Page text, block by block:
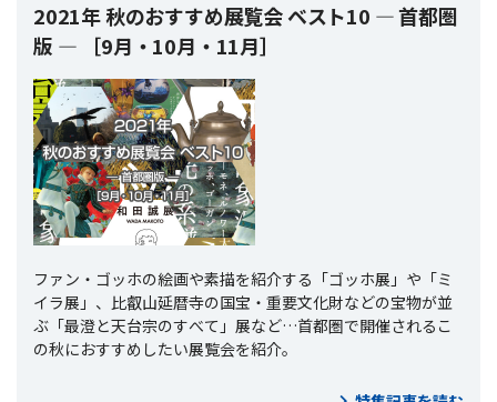
2021年 秋のおすすめ展覧会 ベスト10 ― 首都圏
版 ― ［9月・10月・11月］
ファン・ゴッホの絵画や素描を紹介する「ゴッホ展」や「ミ
イラ展」、比叡山延暦寺の国宝・重要文化財などの宝物が並
ぶ「最澄と天台宗のすべて」展など…首都圏で開催されるこ
の秋におすすめしたい展覧会を紹介。